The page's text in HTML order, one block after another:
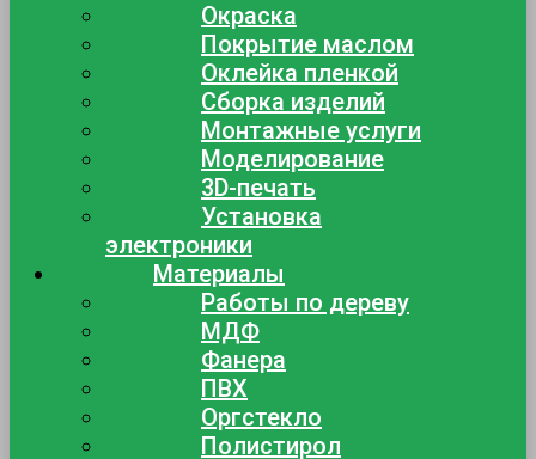
Окраска
Покрытие маслом
Оклейка пленкой
Сборка изделий
Монтажные услуги
Моделирование
3D-печать
Установка
электроники
Материалы
Работы по дереву
МДФ
Фанера
ПВХ
Оргстекло
Полистирол